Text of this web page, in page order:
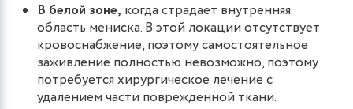
В белой зоне, когда страдает внутренняя
область мениска. В этой локации отсутствует
кровоснабжение, поэтому самостоятельное
заживление полностью невозможно, поэтому
потребуется хирургическое лечение с
удалением части поврежденной ткани.